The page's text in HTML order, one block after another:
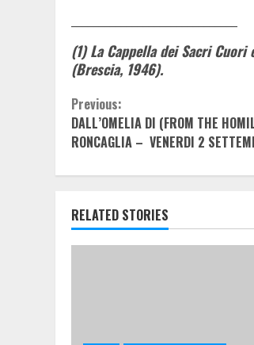
(1) La Cappella dei Sacri
(Brescia, 1946).
Continue
Reading
Previous:
DALL’OMELIA DI (FROM THE
RONCAGLIA – VENERDI 2
RELATED STORIES